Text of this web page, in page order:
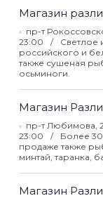
Магазин
пр-т
23:00
Светлое
российского и
также сушеная
осьминоги.
Магазин
пр-т Любимова,
23:00
Более 30
продаже также
минтай, таранка,
Магазин